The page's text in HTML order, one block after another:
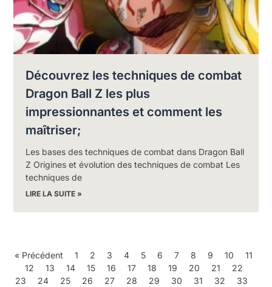
Découvrez les techniques de combat
Dragon Ball Z les plus
impressionnantes et comment les
maîtriser;
Les bases des techniques de combat dans Dragon Ball
Z Origines et évolution des techniques de combat Les
techniques de
LIRE LA SUITE »
« Précédent 1 2 3 4 5 6 7 8 9 10
11
12
13 14 15 16 17 18 19 20 21
22
23
24 25 26 27 28 29 30 31 32
33